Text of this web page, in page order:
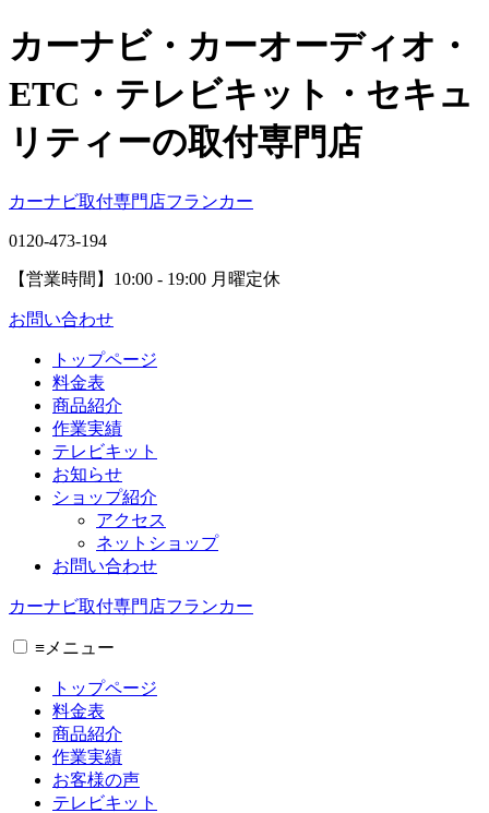
カーナビ・カーオーディオ・
ETC・テレビキット・セキュ
リティーの取付専門店
カーナビ取付専⾨店フランカー
0120-473-194
【営業時間】 10:00 - 19:00 月曜定休
お問い合わせ
トップページ
料金表
商品紹介
作業実績
テレビキット
お知らせ
ショップ紹介
アクセス
ネットショップ
お問い合わせ
カーナビ取付専⾨店フランカー
≡ メニュー
トップページ
料金表
商品紹介
作業実績
お客様の声
テレビキット